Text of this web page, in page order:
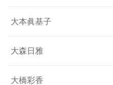
大本眞基子
大森日雅
大橋彩香